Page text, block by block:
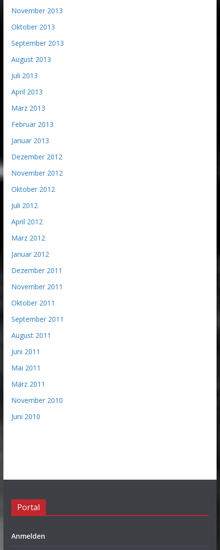
November 2013
Oktober 2013
September 2013
August 2013
Juli 2013
April 2013
März 2013
Februar 2013
Januar 2013
Dezember 2012
November 2012
Oktober 2012
Juli 2012
April 2012
März 2012
Januar 2012
Dezember 2011
November 2011
Oktober 2011
September 2011
August 2011
Juni 2011
Mai 2011
März 2011
November 2010
Juni 2010
Portal
Anmelden